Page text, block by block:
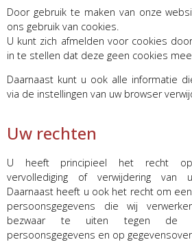
Door gebruik te maken van onze
ons gebruik van cookies.
U kunt zich afmelden voor cookies
in te stellen dat deze geen cookies
Daarnaast kunt u ook alle informatie
via de instellingen van uw browser
Uw rechten
U heeft principieel het recht op
vervollediging of verwijdering van
Daarnaast heeft u ook het recht om
persoonsgegevens die wij
bezwaar te uiten tegen de
persoonsgegevens en op